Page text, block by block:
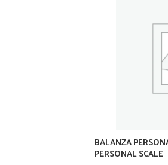
BALANZA
PERSONAL SCALE